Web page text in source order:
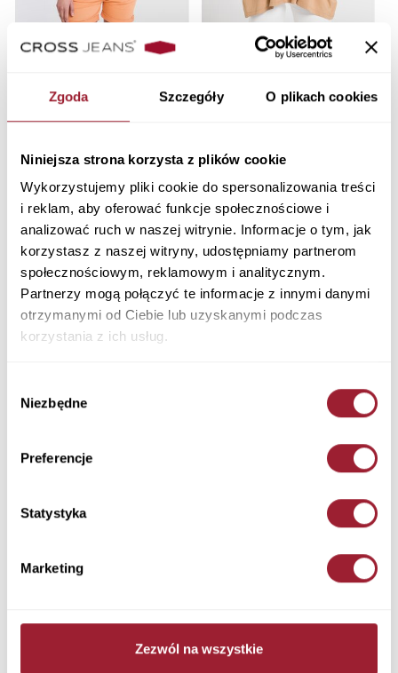
Zgoda Szczegóły O plikach cookies
Niniejsza strona korzysta z plików cookie
Wykorzystujemy pliki cookie do spersonalizowania treści
i reklam, aby oferować funkcje społecznościowe i
analizować ruch w naszej witrynie. Informacje o tym, jak
korzystasz z naszej witryny, udostępniamy partnerom
społecznościowym, reklamowym i analitycznym.
Partnerzy mogą połączyć te informacje z innymi danymi
otrzymanymi od Ciebie lub uzyskanymi podczas
korzystania z ich usług.
zgody
Niezbędne
Preferencje
Statystyka
Marketing
Zezwól na wszystkie
T-shirt damski biały z
79,90 PLN
T-shirt damski brązowy
BROWN
T-shirt damski żółty z
nadrukiem 55919-011 LIGHT
89,90 PLN
T-shirt damski beżowy 55883-
Bluzka damska czarna z
kwiatowymi wzorami 75344-
T-shirt damski granatowy z
aplikacją 55577-001